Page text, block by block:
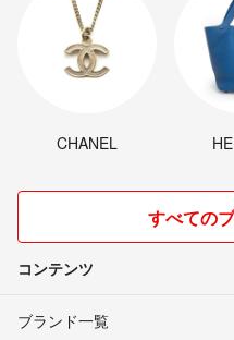
CHANEL
すべての
コンテンツ
ブランド一覧